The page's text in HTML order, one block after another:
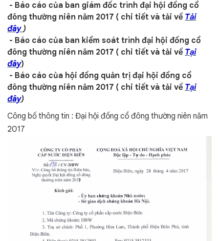
- Báo cáo của ban giám đốc trình đại hội đồng cổ
đông thường niên năm 2017 ( chi tiết và tải về Tải
đây )
- Báo cáo của ban kiểm soát trình đại hội đồng cổ
đông thường niên năm 2017 ( chi tiết và tải về Tại
đây)
- Báo cáo của hội đồng quản trị đại hội đồng cổ
đông thường niên năm 2017 ( chi tiết và tải về Tại
đây)
Công bố thông tin : Đại hội đồng cổ đông thường niên năm
2017